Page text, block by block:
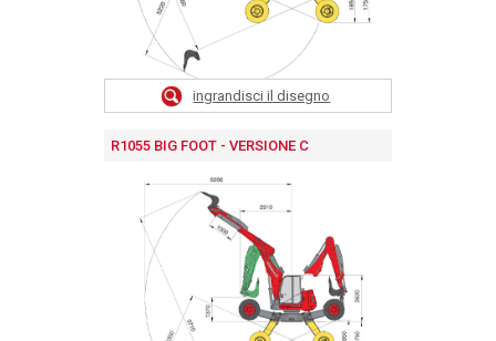
ingrandisci il disegno
R1055 BIG FOOT - VERSIONE C